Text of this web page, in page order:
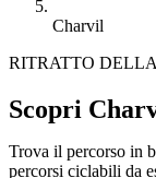
Charvil
RITRATTO
Scopri
Trova il percorso in
percorsi ciclabili da